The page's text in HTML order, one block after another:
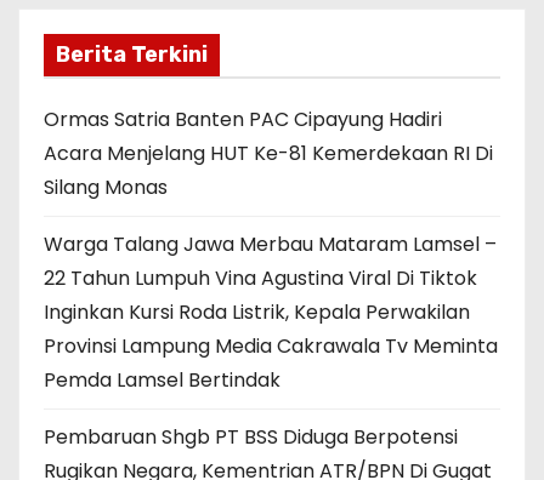
Berita Terkini
Ormas Satria Banten PAC Cipayung Hadiri
Acara Menjelang HUT Ke-81 Kemerdekaan RI Di
Silang Monas
Warga Talang Jawa Merbau Mataram Lamsel –
22 Tahun Lumpuh Vina Agustina Viral Di Tiktok
Inginkan Kursi Roda Listrik, Kepala Perwakilan
Provinsi Lampung Media Cakrawala Tv Meminta
Pemda Lamsel Bertindak
Pembaruan Shgb PT BSS Diduga Berpotensi
Rugikan Negara, Kementrian ATR/BPN Di Gugat